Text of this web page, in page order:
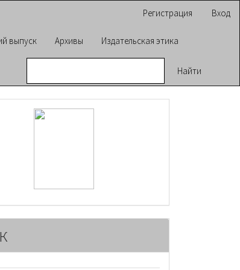
Регистрация Вход
выпуск Архивы Издательская этика
Найти